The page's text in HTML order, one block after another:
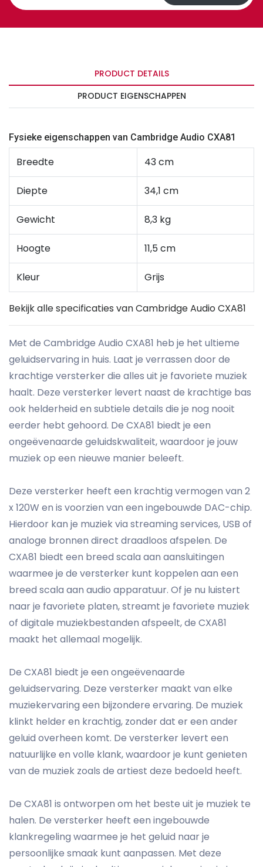
PRODUCT DETAILS
PRODUCT EIGENSCHAPPEN
Fysieke eigenschappen van Cambridge Audio CXA81
Breedte 43 cm
Diepte 34,1 cm
Gewicht 8,3 kg
Hoogte 11,5 cm
Kleur Grijs
Bekijk alle specificaties van Cambridge Audio CXA81
Met de Cambridge Audio CXA81 heb je het ultieme
geluidservaring in huis. Laat je verrassen door de
krachtige versterker die alles uit je favoriete muziek
haalt. Deze versterker levert naast de krachtige bas
ook helderheid en subtiele details die je nog nooit
eerder hebt gehoord. De CXA81 biedt je een
ongeëvenaarde geluidskwaliteit, waardoor je jouw
muziek op een nieuwe manier beleeft.
Deze versterker heeft een krachtig vermogen van 2
x 120W en is voorzien van een ingebouwde DAC-chip.
Hierdoor kan je muziek via streaming services, USB of
analoge bronnen direct draadloos afspelen. De
CXA81 biedt een breed scala aan aansluitingen
waarmee je de versterker kunt koppelen aan een
breed scala aan audio apparatuur. Of je nu luistert
naar je favoriete platen, streamt je favoriete muziek
of digitale muziekbestanden afspeelt, de CXA81
maakt het allemaal mogelijk.
De CXA81 biedt je een ongeëvenaarde
geluidservaring. Deze versterker maakt van elke
muziekervaring een bijzondere ervaring. De muziek
klinkt helder en krachtig, zonder dat er een ander
geluid overheen komt. De versterker levert een
natuurlijke en volle klank, waardoor je kunt genieten
van de muziek zoals de artiest deze bedoeld heeft.
De CXA81 is ontworpen om het beste uit je muziek te
halen. De versterker heeft een ingebouwde
klankregeling waarmee je het geluid naar je
persoonlijke smaak kunt aanpassen. Met deze